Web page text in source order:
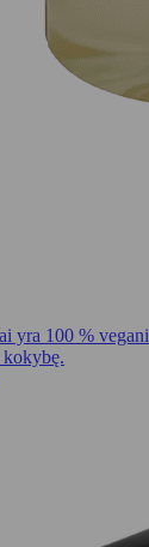
yra 100 %
kokybę.